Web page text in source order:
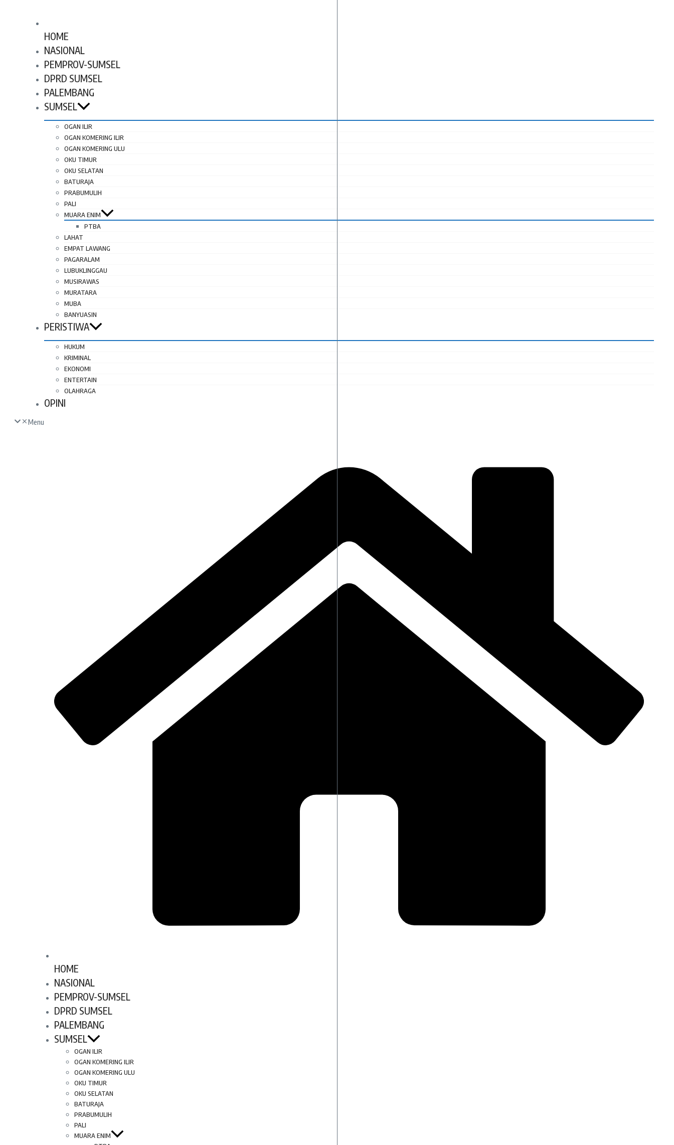
HOME
NASIONAL
PEMPROV-SUMSEL
DPRD SUMSEL
PALEMBANG
SUMSEL
OGAN ILIR
OGAN KOMERING ILIR
OGAN KOMERING ULU
OKU TIMUR
OKU SELATAN
BATURAJA
PRABUMULIH
PALI
MUARA ENIM
PTBA
LAHAT
EMPAT LAWANG
PAGARALAM
LUBUKLINGGAU
MUSIRAWAS
MURATARA
MUBA
BANYUASIN
PERISTIWA
HUKUM
KRIMINAL
EKONOMI
ENTERTAIN
OLAHRAGA
OPINI
Menu
HOME
NASIONAL
PEMPROV-SUMSEL
DPRD SUMSEL
PALEMBANG
SUMSEL
OGAN ILIR
OGAN KOMERING ILIR
OGAN KOMERING ULU
OKU TIMUR
OKU SELATAN
BATURAJA
PRABUMULIH
PALI
MUARA ENIM